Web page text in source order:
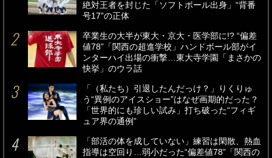
絶対王者を封じた「ソフトボール出身」“背番
号17”の正体
卒業生の大半が東大・京大・医学部に!? “偏差
値78”「関西の超進学校」ハンドボール部がイ
ンターハイ出場の衝撃…東大寺学園「まさかの
快挙」のウラ話
「（私たち）引退したんだっけ？」りくりゅ
う“異例のアイスショー”はなぜ画期的だった？
「世界的にも珍しい試み」打ち破った“フィギ
ュア界の通例”
「部活の体を成していない」練習は閑散、熱血
指導は空回り…弱小だった“偏差値78”「関西の